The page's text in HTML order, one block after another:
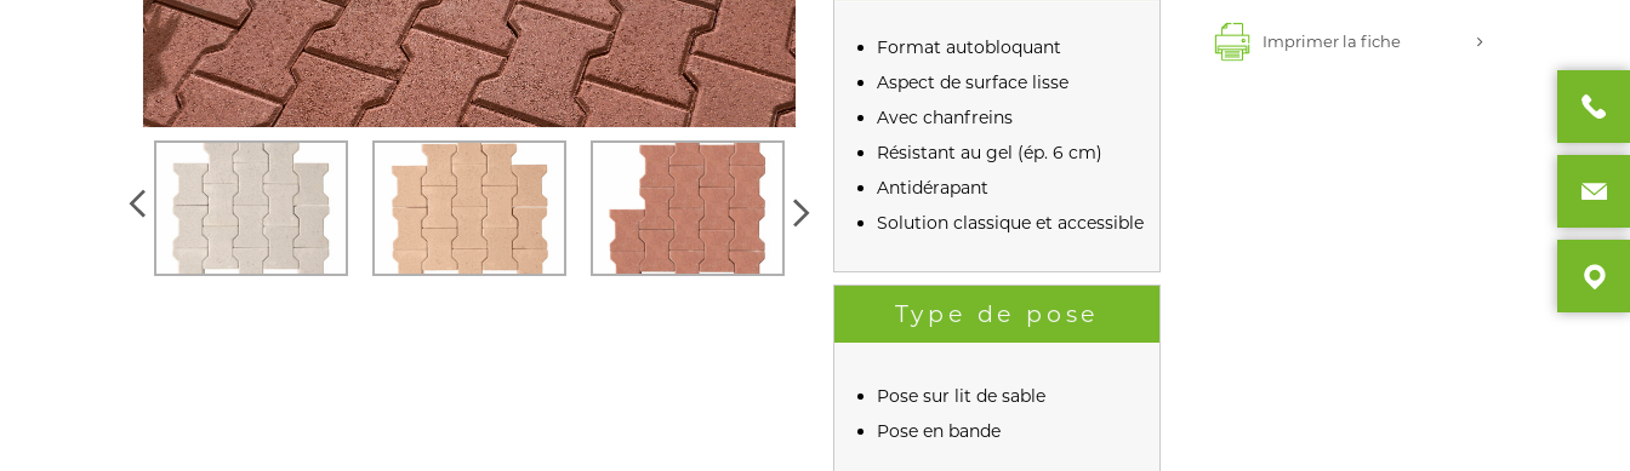
Format autobloquant
Aspect de surface lisse
Avec chanfreins
Résistant au gel (ép. 6 cm)
Antidérapant
Solution classique et accessible
Type de pose
Pose sur lit de sable
Pose en bande
Imprimer la fiche